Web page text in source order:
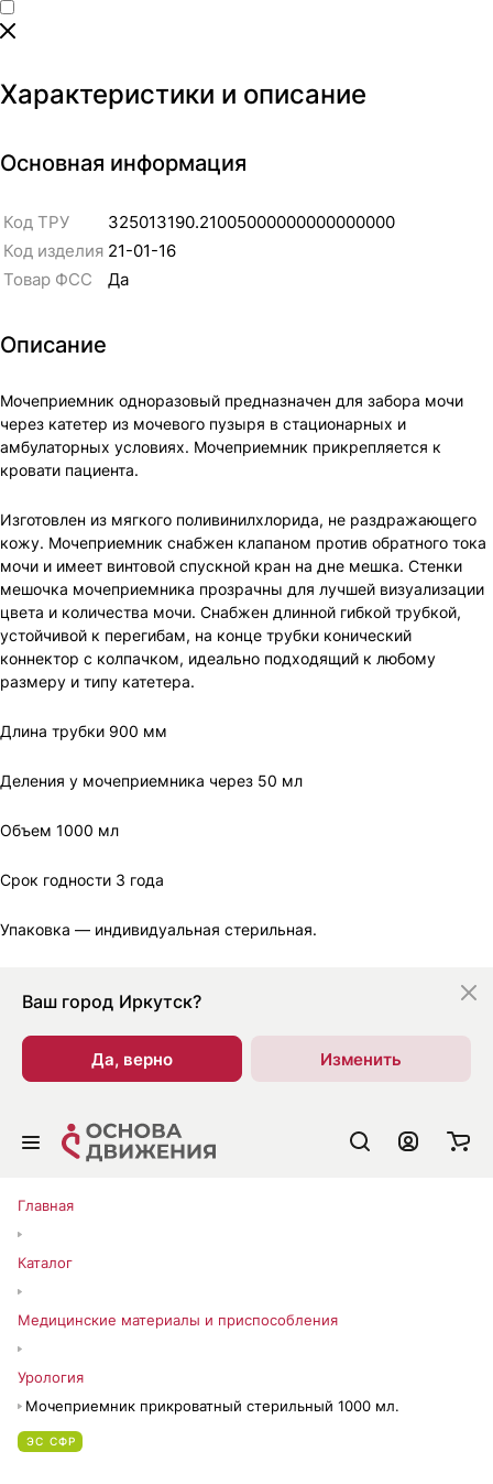
Характеристики и описание
Основная информация
Код ТРУ
325013190.21005000000000000000
Код изделия 21-01-16
Товар ФСС
Да
Описание
Мочеприемник одноразовый предназначен для забора мочи
через катетер из мочевого пузыря в стационарных и
амбулаторных условиях. Мочеприемник прикрепляется к
кровати пациента.
Изготовлен из мягкого поливинилхлорида, не раздражающего
кожу. Мочеприемник снабжен клапаном против обратного тока
мочи и имеет винтовой спускной кран на дне мешка. Стенки
мешочка мочеприемника прозрачны для лучшей визуализации
цвета и количества мочи. Снабжен длинной гибкой трубкой,
устойчивой к перегибам, на конце трубки конический
коннектор с колпачком, идеально подходящий к любому
размеру и типу катетера.
Длина трубки 900 мм
Деления у мочеприемника через 50 мл
Объем 1000 мл
Срок годности 3 года
Упаковка — индивидуальная стерильная.
Ваш город Иркутск?
Да, верно Изменить
Главная
Каталог
Медицинские материалы и приспособления
Урология
Мочеприемник прикроватный стерильный 1000 мл.
ЭС СФР